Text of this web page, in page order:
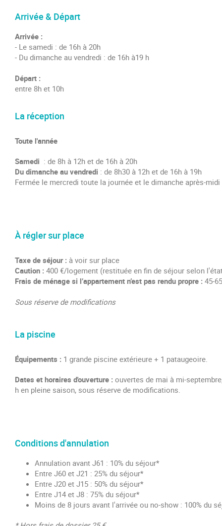
Arrivée & Départ
Arrivée :
- Le samedi : de 16h à 20h
- Du dimanche au vendredi : de 16h à19 h
Départ :
entre 8h et 10h
La réception
Toute l'année
Samedi : de 8h à 12h et de 16h à 20h
Du dimanche au vendredi : de 8h30 à 12h et de 16h à 19h
Fermée le mercredi toute la journée et le dimanche après-midi
À régler sur place
Taxe de séjour : à voir sur place
Caution : 400 €/logement (restituée en fin de séjour selon
Frais de ménage si l’appartement n’est pas rendu propre : 45-
Sous réserve de modifications
La piscine
Équipements : 1 grande piscine extérieure + 1 pataugeoire.
Dates et horaires d'ouverture : ouvertes de mai à mi-
h en pleine saison, sous réserve de modifications.
Conditions d'annulation
Annulation avant J61 : 10% du séjour*
Entre J60 et J21 : 25% du séjour*
Entre J20 et J15 : 50% du séjour*
Entre J14 et J8 : 75% du séjour*
Moins de 8 jours avant l'arrivée ou no-show : 100% du